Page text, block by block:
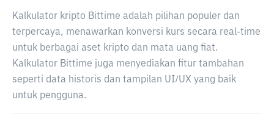
Kalkulator kripto Bittime adalah pilihan populer dan
terpercaya, menawarkan konversi kurs secara real-time
untuk berbagai aset kripto dan mata uang fiat.
Kalkulator Bittime juga menyediakan fitur tambahan
seperti data historis dan tampilan UI/UX yang baik
untuk pengguna.